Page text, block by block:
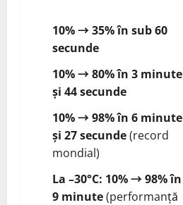
10% → 35% în sub 60
secunde
10% → 80% în 3 minute
și 44 secunde
10% → 98% în 6 minute
și 27 secunde(record
mondial)
La –30°C: 10% → 98% în
9 minute(performanță